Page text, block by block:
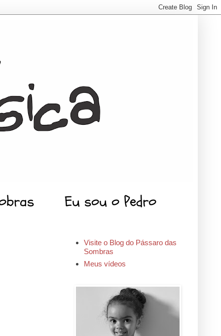
Eu sou o Pedro
Visite o Blog do Pássaro das
Sombras
Meus vídeos